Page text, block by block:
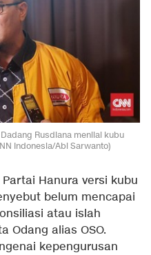
Rusdiana menilai kubu
Indonesia/Abi Sarwanto)
Partai Hanura versi kubu
belum mencapai
atau islah
Odang alias OSO.
kepengurusan